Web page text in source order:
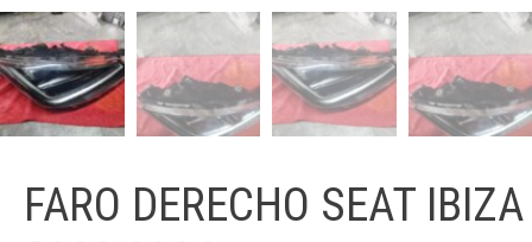
FARO DERECHO SEAT IBIZA